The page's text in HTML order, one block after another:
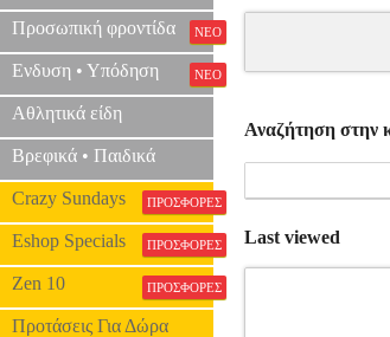
Προσωπική φροντίδα ΝΕΟ
Ενδυση • Υπόδηση ΝΕΟ
Αθλητικά είδη
Βρεφικά • Παιδικά
Crazy Sundays ΠΡΟΣΦΟΡΕΣ
Eshop Specials ΠΡΟΣΦΟΡΕΣ
Zen 10 ΠΡΟΣΦΟΡΕΣ
Προτάσεις Για Δώρα
Αναζήτηση
Last viewed